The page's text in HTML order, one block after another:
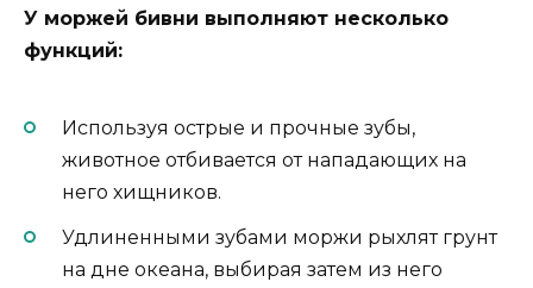
У моржей бивни выполняют несколько
функций:
Используя острые и прочные зубы,
животное отбивается от нападающих на
него хищников.
Удлиненными зубами моржи рыхлят грунт
на дне океана, выбирая затем из него